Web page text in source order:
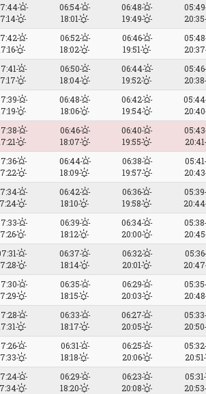
06:54
18:01
06:48
19:49
05:49
20:35
06:52
18:02
06:46
19:51
05:48
20:37
06:50
18:04
06:44
19:52
05:46
20:38
06:48
18:06
06:42
19:54
05:44
20:40
06:46
18:07
06:40
19:55
05:43
20:41
06:44
18:09
06:38
19:57
05:41
20:43
06:42
18:10
06:36
19:58
05:39
20:44
06:39
18:12
06:34
20:00
05:38
20:45
06:37
18:14
06:32
20:01
05:36
20:47
06:35
18:15
06:29
20:03
05:35
20:48
06:33
18:17
06:27
20:05
05:33
20:50
06:31
18:18
06:25
20:06
05:32
20:51
06:29
18:20
06:23
20:08
05:31
20:53